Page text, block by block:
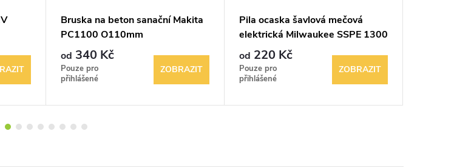
Bruska na beton sanační Makita
PC1100 O110mm
od 340 Kč
Pouze pro
přihlášené
ZOBRAZIT
Pila ocaska šavlová mečová
elektrická Milwaukee SSPE 1300
QX
od 220 Kč
Pouze pro
přihlášené
ZOBRAZIT